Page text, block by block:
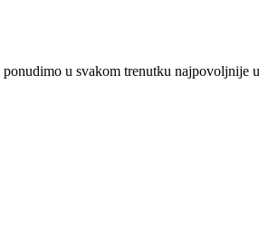
u svakom trenutku najpovoljnije